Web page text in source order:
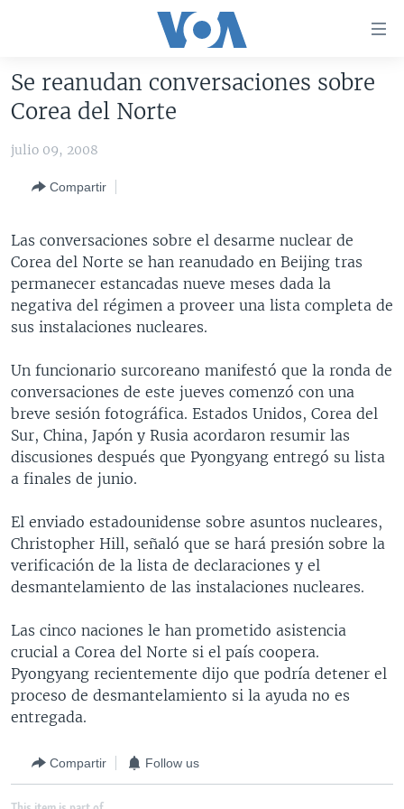
accesibilidad
contenido
principal
Salte
principal
Salte
búsqueda
AMÉRICA DEL NORTE
MÉXICO
HAITÍ
ELECCIONES EEUU
VOTO DIVIDIDO
VOA VERIFICA
VOA VERIFICA UCRANIA/RUSIA
VOA VERIFICA AMÉRICA LATINA
AMÉRICA LATINA
BOLIVIA
COLOMBIA
CHILE
ECUADOR
VENEZUELA
BRASIL
CENTROAMÉRICA
COSTA RICA
EL SALVADOR
HONDURAS
NICARAGUA
OTRAS SECCIONES
INMIGRACIÓN
MUNDO
ECONOMÍA
ENTRETENIMIENTO Y CULTURA
TECNOLOGÍA
DEPORTES
CIENCIA Y SALUD
ESPECIALES DE LA VOA
UCRANIA
MULTIMEDIA
VIDEOS
FOTOGRAFÍA
AUDIOS
PROGRAMAS TV
EL MUNDO AL DÍA
FORO INTERAMERICANO
VISIÓN 360
LAS CLAVES
RADIO
AVANCE INFORMATIVO
AUDIONOTICIAS
BUENOS DÍAS AMÉRICA
EL MUNDO AL DÍA [RADIO]
FORO [RADIO]
DEPORTIVO INTERNACIONAL
DIRECT
DOCUMENTALES DE LA VOA
SÍGANOS
Se reanudan conversaciones sobre
Corea del Norte
julio 09, 2008
Compartir
Las conversaciones sobre el desarme nuclear de
Corea del Norte se han reanudado en Beijing tras
permanecer estancadas nueve meses dada la
negativa del régimen a proveer una lista completa de
sus instalaciones nucleares.
Un funcionario surcoreano manifestó que la ronda de
conversaciones de este jueves comenzó con una
breve sesión fotográfica. Estados Unidos, Corea del
Sur, China, Japón y Rusia acordaron resumir las
discusiones después que Pyongyang entregó su lista
a finales de junio.
El enviado estadounidense sobre asuntos nucleares,
Christopher Hill, señaló que se hará presión sobre la
verificación de la lista de declaraciones y el
desmantelamiento de las instalaciones nucleares.
Las cinco naciones le han prometido asistencia
crucial a Corea del Norte si el país coopera.
Pyongyang recientemente dijo que podría detener el
proceso de desmantelamiento si la ayuda no es
entregada.
Compartir Follow us